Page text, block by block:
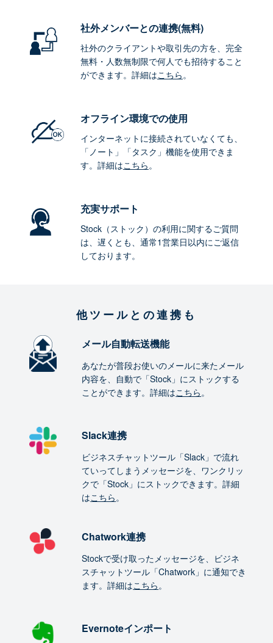
社外メンバーとの連携(無料)
社外のクライアントや取引先の方を、完全
無料・人数無制限で何人でも招待すること
ができます。詳細はこちら。
オフライン環境での使用
インターネットに接続されていなくても、
「ノート」「タスク」機能を使用できま
す。詳細はこちら。
充実サポート
Stock（ストック）の利用に関するご質問
は、遅くとも、通常1営業日以内にご返信
しております。
他ツールとの連携も
メール自動転送機能
あなたが普段お使いのメールに来たメール
内容を、自動で「Stock」にストックする
ことができます。詳細はこちら。
Slack連携
ビジネスチャットツール「Slack」で流れ
ていってしまうメッセージを、ワンクリッ
クで「Stock」にストックできます。詳細
はこちら。
Chatwork連携
Stockで受け取ったメッセージを、ビジネ
スチャットツール「Chatwork」に通知でき
ます。詳細はこちら。
Evernoteインポート